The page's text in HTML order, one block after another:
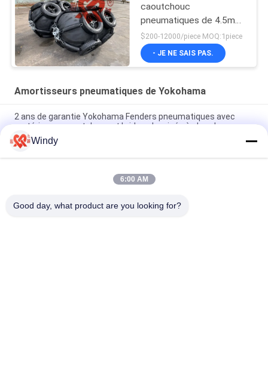
caoutchouc
pneumatiques de 4.5m
Yokohama
$200-12000/piece MOQ:1piece
- JE NE SAIS PAS.
Amortisseurs pneumatiques de Yokohama
2 ans de garantie Yokohama Fenders pneumatiques avec
matériau en caoutchouc et bride galvanisée à chaud
Galvanisation à chaud Yokohama Marine Fender pour une
protection durable des pièces marines
Fenders pneumatiques en caoutchouc Yokohama pour la
Windy
6:00 AM
Good day, what product are you looking for?